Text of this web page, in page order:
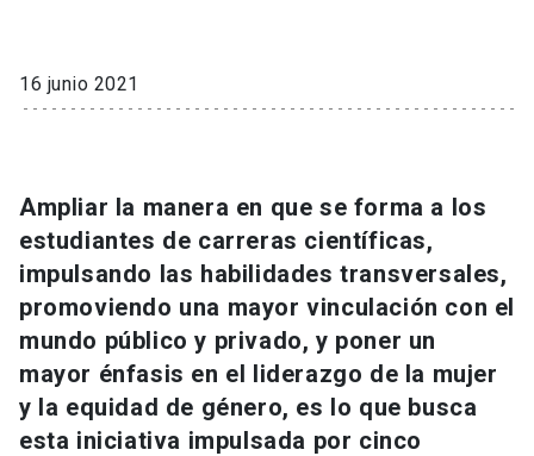
Información para keyboard_arrow_down
Futuros estudiantes
Estudiantes
Académicos
Go to english site launch
ACCESOS DIRECTOS
Admisión launch
16 junio 2021
Ampliar la manera en que se forma a los
estudiantes de carreras científicas,
impulsando las habilidades transversales,
promoviendo una mayor vinculación con el
mundo público y privado, y poner un
mayor énfasis en el liderazgo de la mujer
y la equidad de género, es lo que busca
esta iniciativa impulsada por cinco